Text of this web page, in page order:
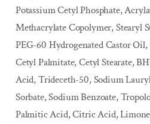
Potassium Cetyl Phosphate,
Methacrylate Copolymer, Stearyl
PEG-60 Hydrogenated Castor
Cetyl Palmitate, Cetyl Stearate,
Acid, Trideceth-50, Sodium
Sorbate, Sodium Benzoate,
Palmitic Acid, Citric Acid,